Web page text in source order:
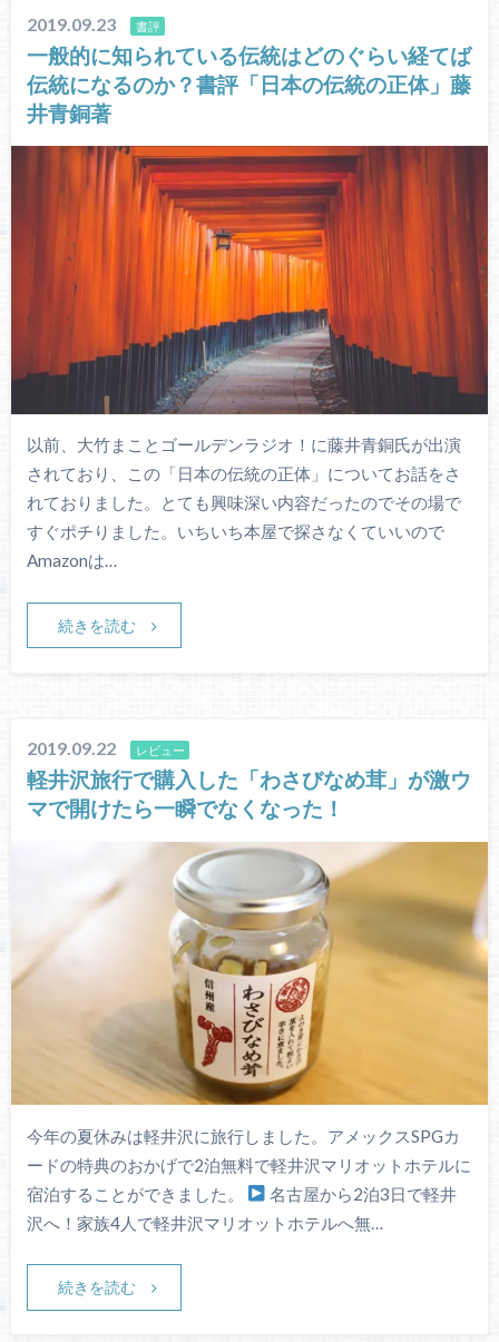
2019.09.23 書評
一般的に知られている伝統はどのぐらい経てば
伝統になるのか？書評「日本の伝統の正体」藤
井青銅著
以前、大竹まことゴールデンラジオ！に藤井青銅氏が出演
されており、この「日本の伝統の正体」についてお話をさ
れておりました。とても興味深い内容だったのでその場で
すぐポチりました。いちいち本屋で探さなくていいので
Amazonは…
続きを読む
2019.09.22 レビュー
軽井沢旅行で購入した「わさびなめ茸」が激ウ
マで開けたら一瞬でなくなった！
今年の夏休みは軽井沢に旅行しました。アメックスSPGカ
ードの特典のおかげで2泊無料で軽井沢マリオットホテルに
宿泊することができました。
名古屋から2泊3日で軽井
沢へ！家族4人で軽井沢マリオットホテルへ無…
続きを読む